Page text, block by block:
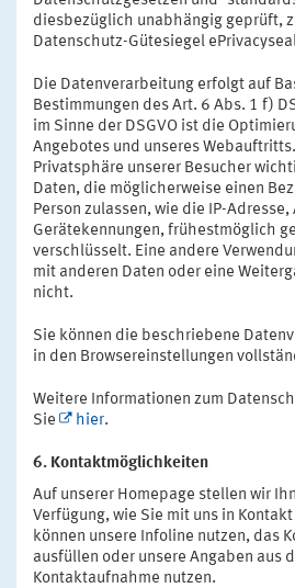
diesbezüglich unabhängig geprüft,
Datenschutz-Gütesiegel
Die Datenverarbeitung erfolgt auf
Bestimmungen des Art. 6 Abs. 1 f)
im Sinne der DSGVO ist die
Angebotes und unseres
Privatsphäre unserer Besucher
Daten, die möglicherweise einen
Person zulassen, wie die IP-
Gerätekennungen, frühestmöglich
verschlüsselt. Eine andere
mit anderen Daten oder eine
nicht.
Sie können die beschriebene
in den Browsereinstellungen
Weitere Informationen zum
Sie
hier.
6. Kontaktmöglichkeiten
Auf unserer Homepage stellen wir
Verfügung, wie Sie mit uns in
können unsere Infoline nutzen, das
ausfüllen oder unsere Angaben aus
Kontaktaufnahme nutzen.